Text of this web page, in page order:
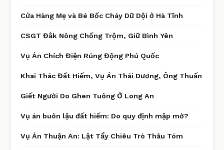
Cửa Hàng Mẹ và Bé Bốc Cháy Dữ Dội ở Hà Tĩnh
CSGT Đắk Nông Chống Trộm, Giữ Bình Yên
Vụ Án Chích Điện Rúng Động Phú Quốc
Khai Thác Đất Hiếm, Vụ Án Thái Dương, Ông Thuấn
Giết Người Do Ghen Tuông Ở Long An
Vụ án buôn lậu đất hiếm: Do quy định mập mờ?
Vụ Án Thuận An: Lật Tẩy Chiêu Trò Thâu Tóm